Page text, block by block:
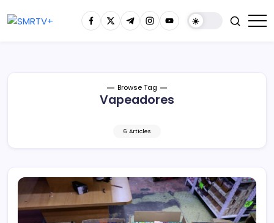
Browse Tag
Vapeadores
6 Articles